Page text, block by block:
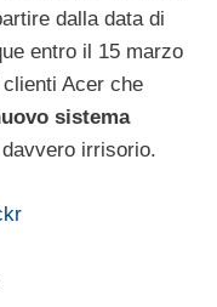
dalla data di
entro il 15 marzo
Acer che
sistema
irrisorio.